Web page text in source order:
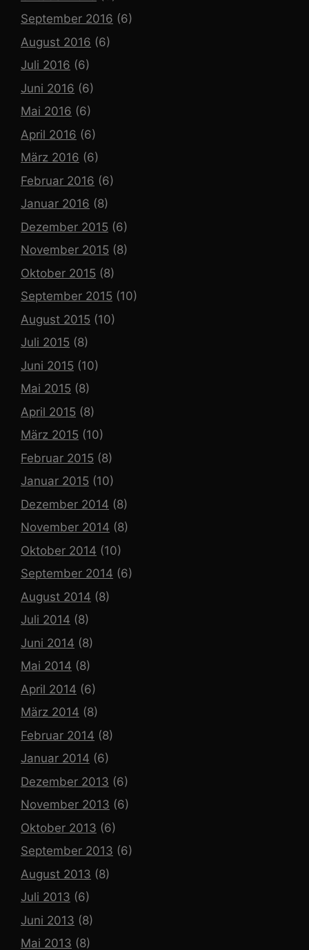
September 2016 (6)
August 2016 (6)
Juli 2016 (6)
Juni 2016 (6)
Mai 2016 (6)
April 2016 (6)
März 2016 (6)
Februar 2016 (6)
Januar 2016 (8)
Dezember 2015 (6)
November 2015 (8)
Oktober 2015 (8)
September 2015 (10)
August 2015 (10)
Juli 2015 (8)
Juni 2015 (10)
Mai 2015 (8)
April 2015 (8)
März 2015 (10)
Februar 2015 (8)
Januar 2015 (10)
Dezember 2014 (8)
November 2014 (8)
Oktober 2014 (10)
September 2014 (6)
August 2014 (8)
Juli 2014 (8)
Juni 2014 (8)
Mai 2014 (8)
April 2014 (6)
März 2014 (8)
Februar 2014 (8)
Januar 2014 (6)
Dezember 2013 (6)
November 2013 (6)
Oktober 2013 (6)
September 2013 (6)
August 2013 (8)
Juli 2013 (6)
Juni 2013 (8)
Mai 2013 (8)